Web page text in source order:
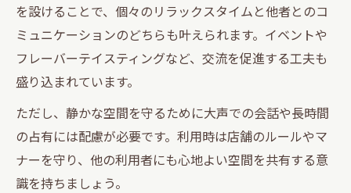
を設けることで、個々のリラックスタイムと他者とのコ
ミュニケーションのどちらも叶えられます。イベントや
フレーバーテイスティングなど、交流を促進する工夫も
盛り込まれています。
ただし、静かな空間を守るために大声での会話や長時間
の占有には配慮が必要です。利用時は店舗のルールやマ
ナーを守り、他の利用者にも心地よい空間を共有する意
識を持ちましょう。